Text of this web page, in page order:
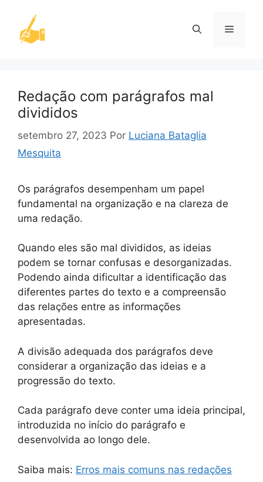
Menu
Redação com parágrafos mal
divididos
setembro 27, 2023 Por Luciana Bataglia
Mesquita
Os parágrafos desempenham um papel
fundamental na organização e na clareza de
uma redação.
Quando eles são mal divididos, as ideias
podem se tornar confusas e desorganizadas.
Podendo ainda dificultar a identificação das
diferentes partes do texto e a compreensão
das relações entre as informações
apresentadas.
A divisão adequada dos parágrafos deve
considerar a organização das ideias e a
progressão do texto.
Cada parágrafo deve conter uma ideia principal,
introduzida no início do parágrafo e
desenvolvida ao longo dele.
Saiba mais: Erros mais comuns nas redações